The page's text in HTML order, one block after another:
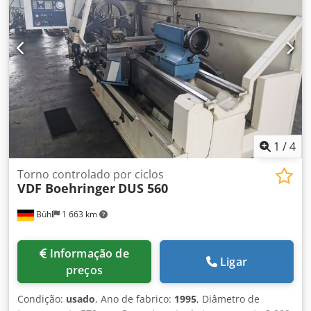
bom estado. Por favor, note que os detalhes técnicos
foram inseridos com base em máquinas comparáveis.
Codpfxozaf Hns Aclorf
1 /4
Bühl 1 663 km
Torno controlado por ciclos
VDF Boehringer DUS 560
preços
Ligar
Condição: usado, Ano de fabrico: 1995, Diâmetro de